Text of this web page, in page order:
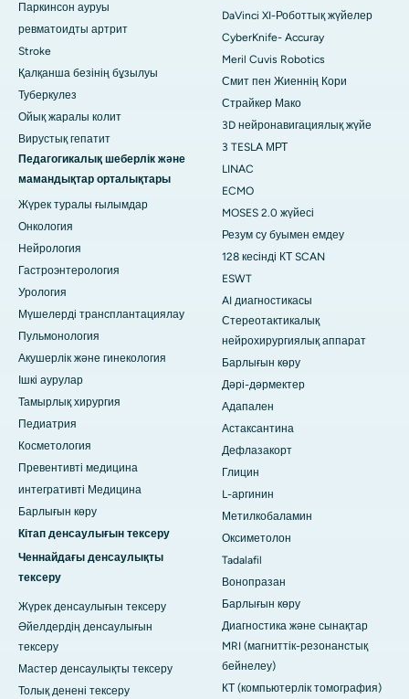
Паркинсон ауруы
ревматоидты артрит
Stroke
Қалқанша безінің бұзылуы
Туберкулез
Ойық жаралы колит
Вирустық гепатит
Педагогикалық шеберлік және
мамандықтар орталықтары
Жүрек туралы ғылымдар
Онкология
Нейрология
Гастроэнтерология
Урология
Мүшелерді трансплантациялау
Пульмонология
Акушерлік және гинекология
Ішкі аурулар
Тамырлық хирургия
Педиатрия
Косметология
Превентивті медицина
интегративті Медицина
Барлығын көру
Кітап денсаулығын тексеру
Ченнайдағы денсаулықты
тексеру
Жүрек денсаулығын тексеру
Әйелдердің денсаулығын
тексеру
Мастер денсаулықты тексеру
Толық денені тексеру
DaVinci XI-Роботтық жүйелер
CyberKnife- Accuray
Meril Cuvis Robotics
Смит пен Жиеннің Кори
Страйкер Мако
3D нейронавигациялық жүйе
3 TESLA МРТ
LINAC
ECMO
MOSES 2.0 жүйесі
Резум су буымен емдеу
128 кесінді КТ SCAN
ESWT
AI диагностикасы
Стереотактикалық
нейрохирургиялық аппарат
Барлығын көру
Дәрі-дәрмектер
Адапален
Астаксантина
Дефлазакорт
Глицин
L-аргинин
Метилкобаламин
Оксиметолон
Tadalafil
Вонопразан
Барлығын көру
Диагностика және сынақтар
MRI (магниттік-резонанстық
бейнелеу)
КТ (компьютерлік томография)